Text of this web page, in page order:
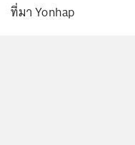
ที่มา Yonhap